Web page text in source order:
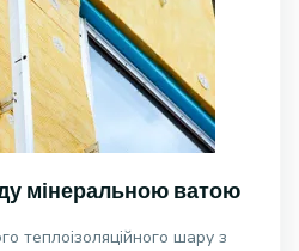
мінеральною ватою
теплоізоляційного шару з